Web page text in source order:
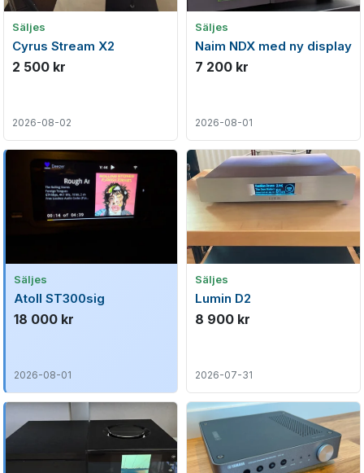
Säljes
Cyrus Stream X2
2 500 kr
2026-08-02
Säljes
Naim NDX med ny display
7 200 kr
2026-08-01
Säljes
Atoll ST300sig
18 000 kr
2026-08-01
Säljes
Lumin D2
8 900 kr
2026-07-31